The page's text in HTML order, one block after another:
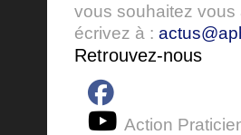
vous souhaitez vous
écrivez à :
Retrouvez-nous
Action